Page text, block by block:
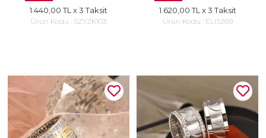
1.440,00 TL x 3 Taksit
Ürün Kodu : SZYZK103
1.620,00 TL x 3 Taksit
Ürün Kodu : ELIS269